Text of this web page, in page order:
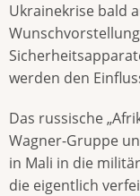
Ukrainekrise bald
werden den
Das russische
Wagner-Gruppe
in Mali in die
die eigentlich